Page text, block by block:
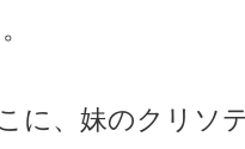
に、妹のクリソ